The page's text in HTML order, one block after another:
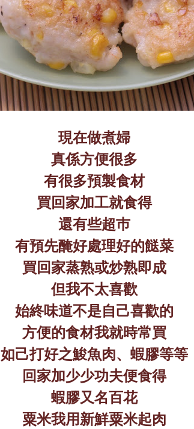
現在做煮婦
真係方便很多
有很多預製食材
買回家加工就食得
還有些超巿
有預先醃好處理好的餸菜
買回家蒸熟或炒熟即成
但我不太喜歡
始終味道不是自己喜歡的
方便的食材我就時常買
如己打好之鮻魚肉、蝦膠等等
回家加少少功夫便食得
蝦膠又名百花
粟米我用新鮮粟米起肉